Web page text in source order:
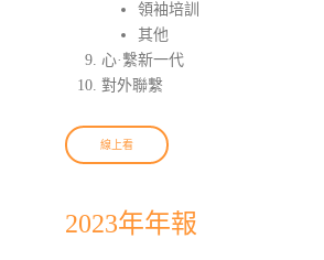
領袖培訓
其他
心·繫新一代
對外聯繫
線上看
2023年年報